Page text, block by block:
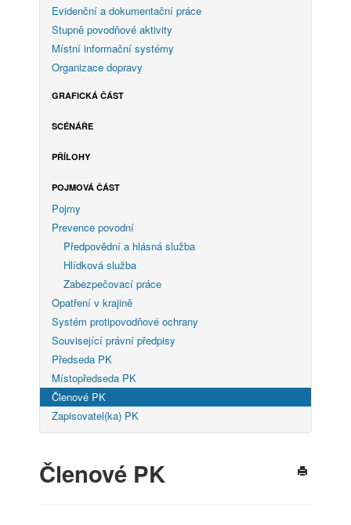
Evidenční a dokumentační práce
Stupně povodňové aktivity
Místní informační systémy
Organizace dopravy
GRAFICKÁ ČÁST
SCÉNÁŘE
PŘÍLOHY
POJMOVÁ ČÁST
Pojmy
Prevence povodní
Předpovědní a hlásná služba
Hlídková služba
Zabezpečovací práce
Opatření v krajině
Systém protipovodňové ochrany
Související právní předpisy
Předseda PK
Místopředseda PK
Členové PK
Zapisovatel(ka) PK
Členové PK